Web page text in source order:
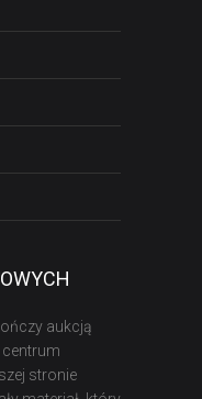
aukcją
stronie